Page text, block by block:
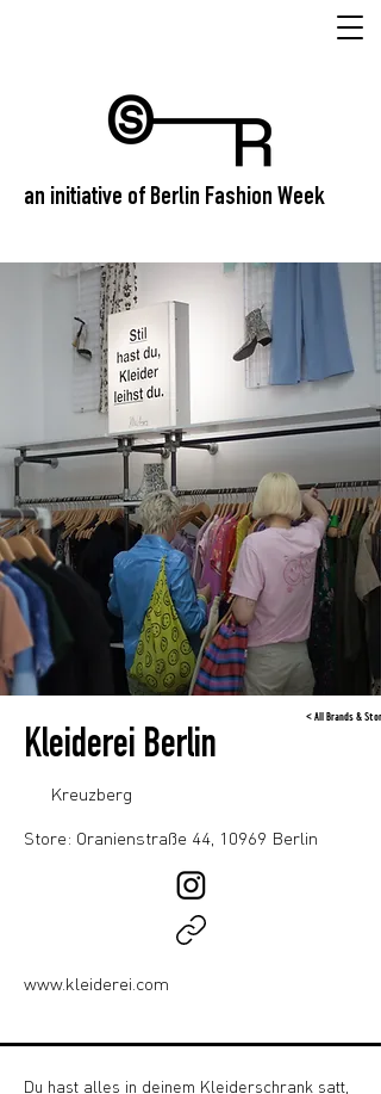
an initiative of Berlin Fashion Week
< All Brands &
Kleiderei Berlin
Kreuzberg
Store: Oranienstraße 44, 10969 Berlin
www.kleiderei.com
Du hast alles in deinem Kleiderschrank satt,